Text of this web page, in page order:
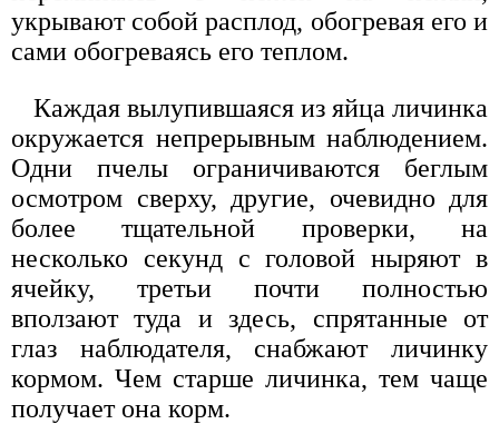
укрывают собой расплод, обогревая его и
сами обогреваясь его теплом.
Каждая вылупившаяся из яйца личинка
окружается непрерывным наблюдением.
Одни пчелы ограничиваются беглым
осмотром сверху, другие, очевидно для
более тщательной проверки, на
несколько секунд с головой ныряют в
ячейку, третьи почти полностью
вползают туда и здесь, спрятанные от
глаз наблюдателя, снабжают личинку
кормом. Чем старше личинка, тем чаще
получает она корм.